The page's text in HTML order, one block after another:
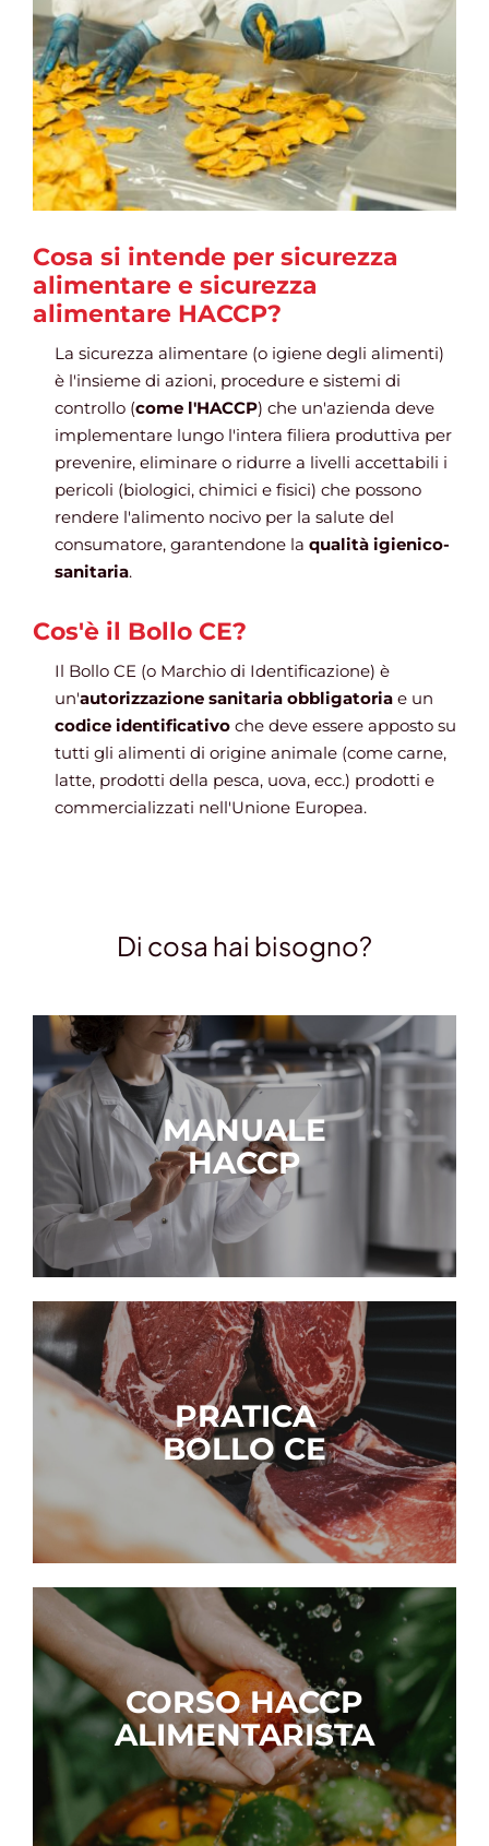
Gestione d’impresa
News
Contatti
Chi siamo
Cosa si intende per sicurezza
alimentare e sicurezza
alimentare HACCP?
La sicurezza alimentare (o igiene degli alimenti)
è l'insieme di azioni, procedure e sistemi di
controllo (come l'HACCP) che un'azienda deve
implementare lungo l'intera filiera produttiva per
prevenire, eliminare o ridurre a livelli accettabili i
pericoli (biologici, chimici e fisici) che possono
rendere l'alimento nocivo per la salute del
consumatore, garantendone la qualità igienico-
sanitaria.
Cos'è il Bollo CE?
Il Bollo CE (o Marchio di Identificazione) è
un'autorizzazione sanitaria obbligatoriae un
codice identificativoche deve essere apposto su
tutti gli alimenti di origine animale (come carne,
latte, prodotti della pesca, uova, ecc.) prodotti e
commercializzati nell'Unione Europea.
Di cosa hai bisogno?
MANUALE
HACCP
PRATICA
BOLLO CE
CORSO HACCP
ALIMENTARISTA